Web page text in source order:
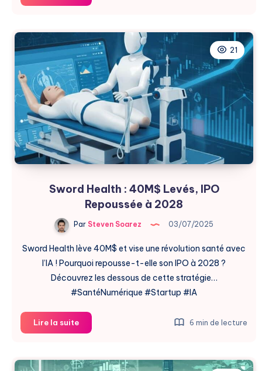
:
Médicale
Révolutionne
à
5,3
Milliards
21
Sword Health : 40M$ Levés, IPO
Repoussée à 2028
Par Steven Soarez 03/07/2025
Sword Health lève 40M$ et vise une révolution santé avec
l’IA ! Pourquoi repousse-t-elle son IPO à 2028 ?
Découvrez les dessous de cette stratégie…
#SantéNumérique #Startup #IA
Lire la suiteSword
Health
40M$
6 min de lecture